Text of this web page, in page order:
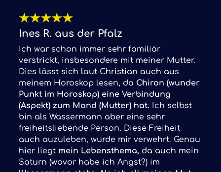
★★★★★
Ines R. aus der Pfalz
Ich war schon immer sehr familiär
verstrickt, insbesondere mit meiner Mutter.
Dies lässt sich laut Christian auch aus
meinem Horoskop lesen, da Chiron (wunder
Punkt im Horoskop) eine Verbindung
(Aspekt) zum Mond (Mutter) hat. Ich selbst
bin als Wassermann aber eine sehr
freiheitsliebende Person. Diese Freiheit
auch auzuleben, wurde mir verwehrt. Genau
hier liegt mein Lebensthema, da auch mein
Saturn (wovor habe ich Angst?) im